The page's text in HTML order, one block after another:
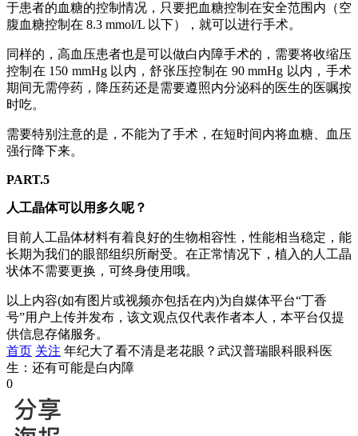
于患者的血糖的控制情况，只要把血糖控制在安全范围内（空
腹血糖控制在 8.3 mmol/L 以下），就可以进行手术。
同样的，高血压患者也是可以做白内障手术的，需要将收缩压
控制在 150 mmHg 以内，舒张压控制在 90 mmHg 以内，手术
期间无需停药，降压药还是需要遵照内分泌科的医生的医嘱按
时吃。
需要特别注意的是，不能为了手术，在短时间内将血糖、血压
强行降下来。
PART.5
人工晶体可以用多久呢？
目前人工晶体材料有着良好的生物相容性，性能相当稳定，能
长期为我们的眼部组织所耐受。在正常情况下，植入的人工晶
状体不需要更换，可终身使用哦。
以上内容(如有图片或视频亦包括在内)为自媒体平台“丁香
号”用户上传并发布，该文观点仅代表作者本人，本平台仅提
供信息存储服务。
首页 关注 年纪大了看不清是老花眼？武汉普瑞眼科眼科医
生：还有可能是白内障
0